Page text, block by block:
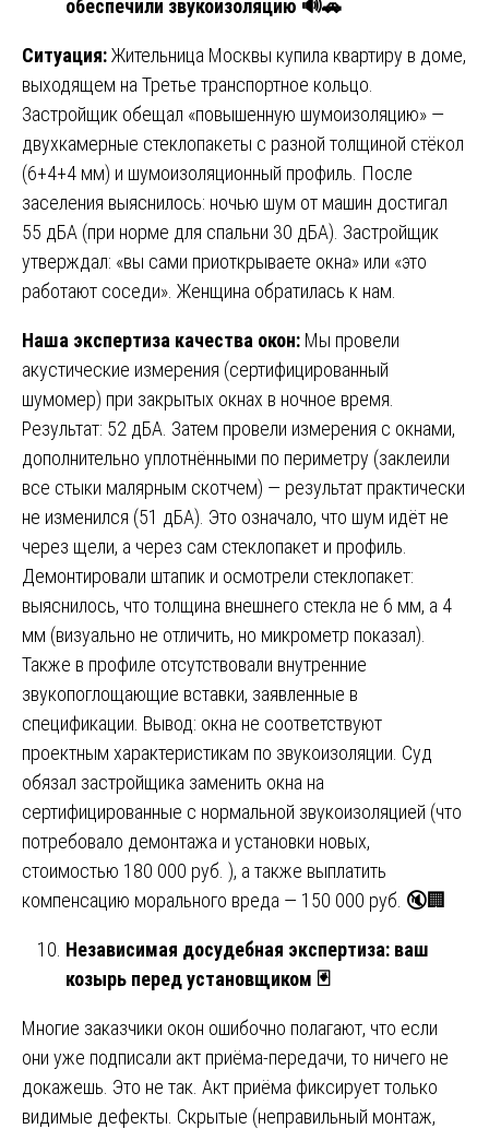
обеспечили звукоизоляцию 🔊🚗
Ситуация:Жительница Москвы купила квартиру в доме,
выходящем на Третье транспортное кольцо.
Застройщик обещал «повышенную шумоизоляцию» —
двухкамерные стеклопакеты с разной толщиной стёкол
(6+4+4 мм) и шумоизоляционный профиль. После
заселения выяснилось: ночью шум от машин достигал
55 дБА (при норме для спальни 30 дБА). Застройщик
утверждал: «вы сами приоткрываете окна» или «это
работают соседи». Женщина обратилась к нам.
Наша экспертиза качества окон: Мы провели
акустические измерения (сертифицированный
шумомер) при закрытых окнах в ночное время.
Результат: 52 дБА. Затем провели измерения с окнами,
дополнительно уплотнёнными по периметру (заклеили
все стыки малярным скотчем) — результат практически
не изменился (51 дБА). Это означало, что шум идёт не
через щели, а через сам стеклопакет и профиль.
Демонтировали штапик и осмотрели стеклопакет:
выяснилось, что толщина внешнего стекла не 6 мм, а 4
мм (визуально не отличить, но микрометр показал).
Также в профиле отсутствовали внутренние
звукопоглощающие вставки, заявленные в
спецификации. Вывод: окна не соответствуют
проектным характеристикам по звукоизоляции. Суд
обязал застройщика заменить окна на
сертифицированные с нормальной звукоизоляцией (что
потребовало демонтажа и установки новых,
стоимостью 180 000 руб. ), а также выплатить
компенсацию морального вреда — 150 000 руб. 🔇🏢
Независимая досудебная экспертиза: ваш
козырь перед установщиком 🃏
Многие заказчики окон ошибочно полагают, что если
они уже подписали акт приёма-передачи, то ничего не
докажешь. Это не так. Акт приёма фиксирует только
видимые дефекты. Скрытые (неправильный монтаж,